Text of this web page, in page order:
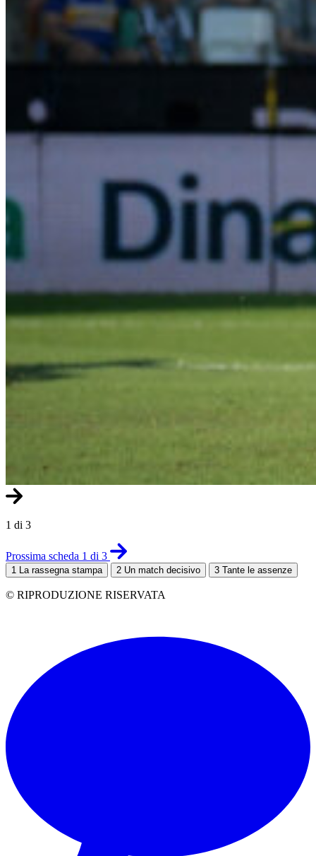
1 di 3
Prossima scheda 1 di 3
1 La rassegna stampa 2 Un match decisivo 3 Tante le assenze
© RIPRODUZIONE RISERVATA